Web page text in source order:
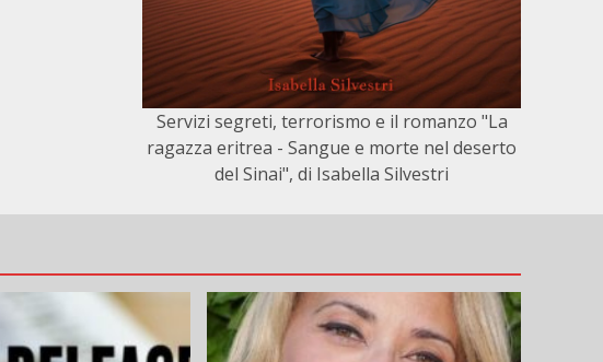
Servizi segreti, terrorismo e il romanzo "La
ragazza eritrea - Sangue e morte nel deserto
del Sinai", di Isabella Silvestri